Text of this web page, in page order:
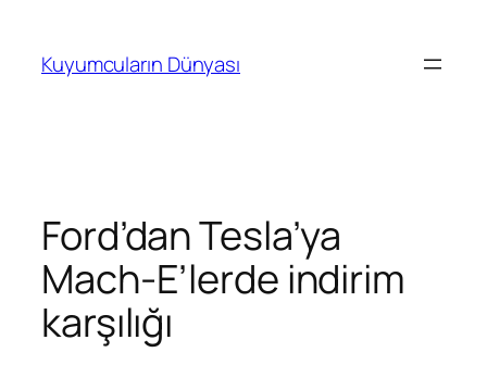
Kuyumcuların Dünyası
Ford’dan Tesla’ya
Mach-E’lerde indirim
karşılığı